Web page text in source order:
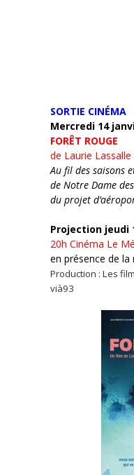
SORTIE CINÉMA
Mercredi 14
FORÊT ROUGE
de Laurie Lassalle
Au fil des saisons
de Notre Dame
du projet
Projection jeudi
20h Cinéma Le
en présence de
Production : Les
vià93